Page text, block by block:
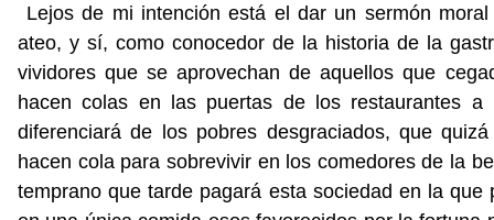
Lejos de mi intención está el dar un sermón
ateo, y sí, como conocedor de la historia de la
vividores que se aprovechan de aquellos que
hacen colas en las puertas de los restaurantes
diferenciará de los pobres desgraciados, que
hacen cola para sobrevivir en los comedores de la
temprano que tarde pagará esta sociedad en la